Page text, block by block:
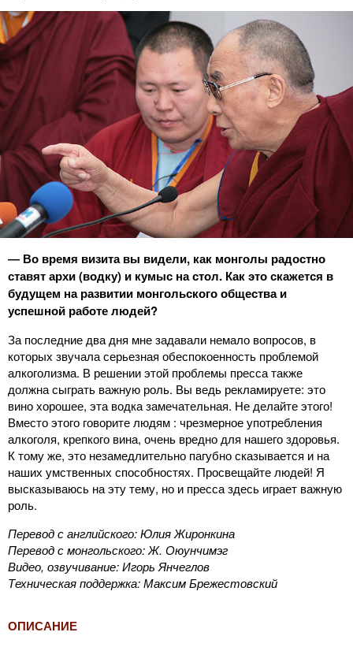
― Во время визита вы видели, как монголы радостно
ставят архи (водку) и кумыс на стол. Как это скажется в
будущем на развитии монгольского общества и
успешной работе людей?
За последние два дня мне задавали немало вопросов, в
которых звучала серьезная обеспокоенность проблемой
алкоголизма. В решении этой проблемы пресса также
должна сыграть важную роль. Вы ведь рекламируете: это
вино хорошее, эта водка замечательная. Не делайте этого!
Вместо этого говорите людям : чрезмерное употребления
алкоголя, крепкого вина, очень вредно для нашего здоровья.
К тому же, это незамедлительно пагубно сказывается и на
наших умственных способностях. Просвещайте людей! Я
высказываюсь на эту тему, но и пресса здесь играет важную
роль.
Перевод с английского: Юлия Жиронкина
Перевод с монгольского: Ж. Оюунчимэг
Видео, озвучивание: Игорь Янчеглов
Техническая поддержка: Максим Брежестовский
ОПИСАНИЕ